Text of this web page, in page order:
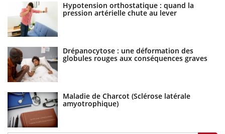
Hypotension orthostatique : quand la
pression artérielle chute au lever
Drépanocytose : une déformation des
globules rouges aux conséquences graves
Maladie de Charcot (Sclérose latérale
amyotrophique)